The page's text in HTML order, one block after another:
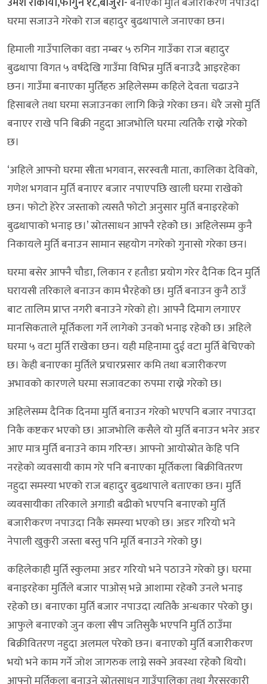
घरमा सजाउने गरेको राज बहादुर बुढथापाले जनाएका छन।
हिमाली गाउँपालिका वडा नम्बर ५ रुगिन गाउँका राज बहादुर
बुढथापा विगत ५ वर्षदेखि गाउँमा विभिन्न मुर्ति बनाउदै आइरहेका
छन। गाउँमा बनाएका मुर्तिहरु अहिलेसम्म कहिले देवता चढाउने
हिसाबले तथा घरमा सजाउनका लागि किन्ने गरेका छन। धेरै जसो मुर्ति
बनाएर राखे पनि बिक्री नहुदा आजभोलि घरमा त्यतिकै राख्ने गरेको
छ।
‘अहिले आफ्नो घरमा सीता भगवान, सरस्वती माता, कालिका देविको,
गणेश भगवान मुर्ति बनाएर बजार नपाएपछि खाली घरमा राखेको
छन। फोटो हेरेर जस्ताको त्यसतै फोटो अनुसार मुर्ति बनाइरहेको
बुढथापाको भनाइ छ।’ स्रोतसाधन आफ्नै रहेकोे छ। अहिलेसम्म कुनै
निकायले मुर्ति बनाउन सामान सहयोग नगरेको गुनासो गरेका छन।
घरमा बसेर आफ्नै चौडा, लिकान र हतौडा प्रयोग गरेर दैनिक दिन मुर्ति
घरायसी तरिकाले बनाउन काम भैरहेको छ। मुर्ति बनाउन कुनै ठाउँ
बाट तालिम प्राप्त नगरी बनाउने गरेको हो। आफ्नै दिमाग लगाएर
मानसिकताले मूर्तिकला गर्ने लागेको उनको भनाइ रहेकोे छ। अहिले
घरमा ५ वटा मुर्ति राखेका छन। यही महिनामा दुई वटा मुर्ति बेचिएको
छ। केही बनाएका मुर्तिले प्रचारप्रसार कमि तथा बजारीकरण
अभावको कारणले घरमा सजावटका रुपमा राख्ने गरेको छ।
अहिलेसम्म दैनिक दिनमा मुर्ति बनाउन गरेको भएपनि बजार नपाउदा
निकै कष्टकर भएको छ। आजभोलि कसैले यो मुर्ति बनाउन भनेर अडर
आए मात्र मुर्ति बनाउने काम गरिन्छ। आफ्नो आयोस्रोत केहि पनि
नरहेको व्यवसायी काम गरे पनि बनाएका मूर्तिकला बिक्रीवितरण
नहुदा समस्या भएको राज बहादुर बुढथापाले बताएका छन। मुर्ति
व्यवसायीका तरिकाले अगाडी बढीको भएपनि बनाएको मुर्ति
बजारीकरण नपाउदा निकै समस्या भएको छ। अडर गरियो भने
नेपाली खुकुरी जस्ता बस्तु पनि मूर्ति बनाउने गरेको छु।
कहिलेकाही मुर्ति स्कुलमा अडर गरियो भने पठाउने गरेको छु। घरमा
बनाइरहेका मुर्तिले बजार पाओस् भन्ने आशामा रहेकोे उनले भनाइ
रहेकोे छ। बनाएका मुर्ति बजार नपाउदा त्यतिकै अन्धकार परेको छु।
आफुले बनाएको जुन कला सीप जतिसुकै भएपनि मुर्ति ठाउँमा
बिक्रीवितरण नहुदा अलमल परेको छन। बनाएको मुर्ति बजारीकरण
भयो भने काम गर्ने जोश जागरुक लाग्ने सक्ने अवस्था रहेकोे थियोे।